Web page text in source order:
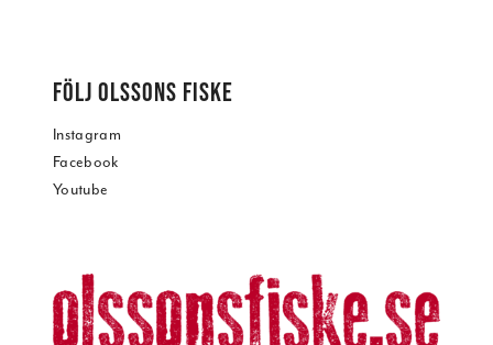
FÖLJ OLSSONS FISKE
Instagram
Facebook
Youtube